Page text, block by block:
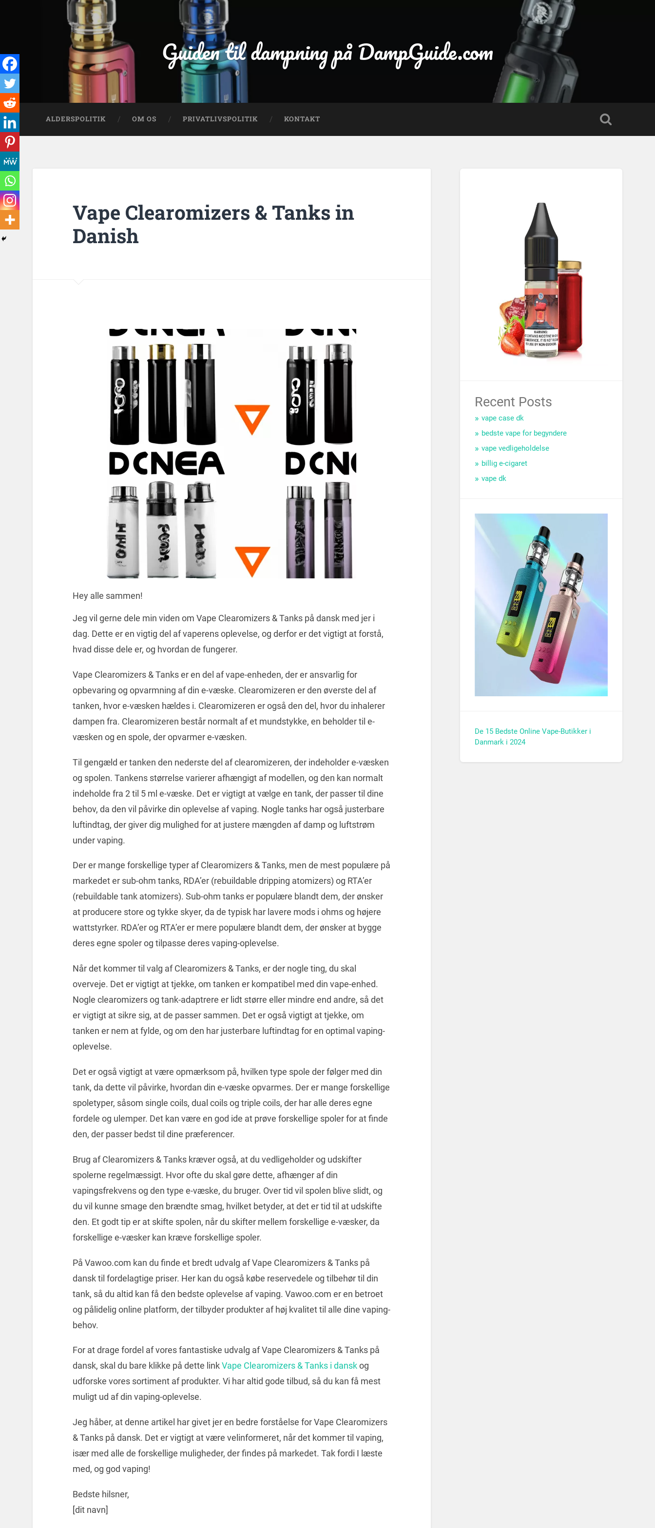
Guiden til dampning på DampGuide.com
ALDERSPOLITIK OM OS PRIVATLIVSPOLITIK KONTAKT
Vape Clearomizers & Tanks in
Danish
Hey alle sammen!
Jeg vil gerne dele min viden om Vape Clearomizers & Tanks på dansk med jer i
dag. Dette er en vigtig del af vaperens oplevelse, og derfor er det vigtigt at forstå,
hvad disse dele er, og hvordan de fungerer.
Vape Clearomizers & Tanks er en del af vape-enheden, der er ansvarlig for
opbevaring og opvarmning af din e-væske. Clearomizeren er den øverste del af
tanken, hvor e-væsken hældes i. Clearomizeren er også den del, hvor du inhalerer
dampen fra. Clearomizeren består normalt af et mundstykke, en beholder til e-
væsken og en spole, der opvarmer e-væsken.
Til gengæld er tanken den nederste del af clearomizeren, der indeholder e-væsken
og spolen. Tankens størrelse varierer afhængigt af modellen, og den kan normalt
indeholde fra 2 til 5 ml e-væske. Det er vigtigt at vælge en tank, der passer til dine
behov, da den vil påvirke din oplevelse af vaping. Nogle tanks har også justerbare
luftindtag, der giver dig mulighed for at justere mængden af damp og luftstrøm
under vaping.
Der er mange forskellige typer af Clearomizers & Tanks, men de mest populære på
markedet er sub-ohm tanks, RDA’er (rebuildable dripping atomizers) og RTA’er
(rebuildable tank atomizers). Sub-ohm tanks er populære blandt dem, der ønsker
at producere store og tykke skyer, da de typisk har lavere mods i ohms og højere
wattstyrker. RDA’er og RTA’er er mere populære blandt dem, der ønsker at bygge
deres egne spoler og tilpasse deres vaping-oplevelse.
Når det kommer til valg af Clearomizers & Tanks, er der nogle ting, du skal
overveje. Det er vigtigt at tjekke, om tanken er kompatibel med din vape-enhed.
Nogle clearomizers og tank-adaptrere er lidt større eller mindre end andre, så det
er vigtigt at sikre sig, at de passer sammen. Det er også vigtigt at tjekke, om
tanken er nem at fylde, og om den har justerbare luftindtag for en optimal vaping-
oplevelse.
Det er også vigtigt at være opmærksom på, hvilken type spole der følger med din
tank, da dette vil påvirke, hvordan din e-væske opvarmes. Der er mange forskellige
spoletyper, såsom single coils, dual coils og triple coils, der har alle deres egne
fordele og ulemper. Det kan være en god ide at prøve forskellige spoler for at finde
den, der passer bedst til dine præferencer.
Brug af Clearomizers & Tanks kræver også, at du vedligeholder og udskifter
spolerne regelmæssigt. Hvor ofte du skal gøre dette, afhænger af din
vapingsfrekvens og den type e-væske, du bruger. Over tid vil spolen blive slidt, og
du vil kunne smage den brændte smag, hvilket betyder, at det er tid til at udskifte
den. Et godt tip er at skifte spolen, når du skifter mellem forskellige e-væsker, da
forskellige e-væsker kan kræve forskellige spoler.
På Vawoo.com kan du finde et bredt udvalg af Vape Clearomizers & Tanks på
dansk til fordelagtige priser. Her kan du også købe reservedele og tilbehør til din
tank, så du altid kan få den bedste oplevelse af vaping. Vawoo.com er en betroet
og pålidelig online platform, der tilbyder produkter af høj kvalitet til alle dine vaping-
behov.
For at drage fordel af vores fantastiske udvalg af Vape Clearomizers & Tanks på
dansk, skal du bare klikke på dette linkVape Clearomizers & Tanks i danskog
udforske vores sortiment af produkter. Vi har altid gode tilbud, så du kan få mest
muligt ud af din vaping-oplevelse.
Jeg håber, at denne artikel har givet jer en bedre forståelse for Vape Clearomizers
& Tanks på dansk. Det er vigtigt at være velinformeret, når det kommer til vaping,
især med alle de forskellige muligheder, der findes på markedet. Tak fordi I læste
med, og god vaping!
Bedste hilsner,
[dit navn]
Recent Posts
vape case dk
bedste vape for begyndere
vape vedligeholdelse
billig e-cigaret
vape dk
De 15 Bedste Online Vape-Butikker i
Danmark i 2024